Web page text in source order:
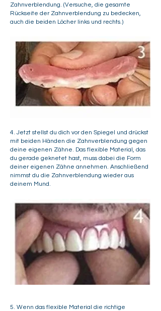
Zahnverblendung. (Versuche, die gesamte
Rückseite der Zahnverblendung zu bedecken,
auch die beiden Löcher links und rechts.)
4. Jetzt stellst du dich vor den Spiegel und drückst
mit beiden Händen die Zahnverblendung gegen
deine eigenen Zähne. Das flexible Material, das
du gerade geknetet hast, muss dabei die Form
deiner eigenen Zähne annehmen. Anschließend
nimmst du die Zahnverblendung wieder aus
deinem Mund.
5. Wenn das flexible Material die richtige